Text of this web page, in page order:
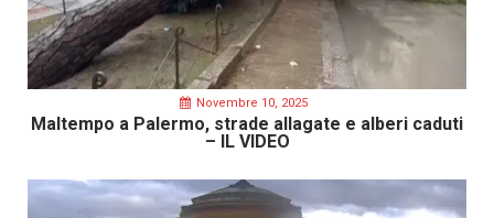
Novembre 10, 2025
Maltempo a Palermo, strade allagate e alberi caduti
– IL VIDEO